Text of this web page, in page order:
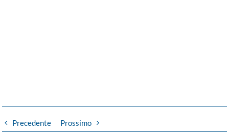
Precedente Prossimo